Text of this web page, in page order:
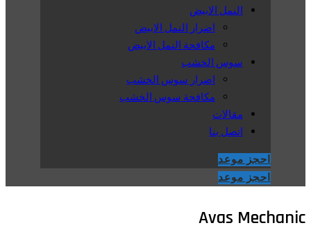
النمل الابيض
اضرار النمل الابيض
مكافحة النمل الابيض
سوس الخشب
اضرار سوس الخشب
مكافحة سوس الخشب
مقالات
اتصل بنا
احجز موعد
احجز موعد
Avas Mechanic